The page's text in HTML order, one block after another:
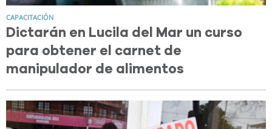
CAPACITACIÓN
Dictarán en Lucila del Mar un curso
para obtener el carnet de
manipulador de alimentos